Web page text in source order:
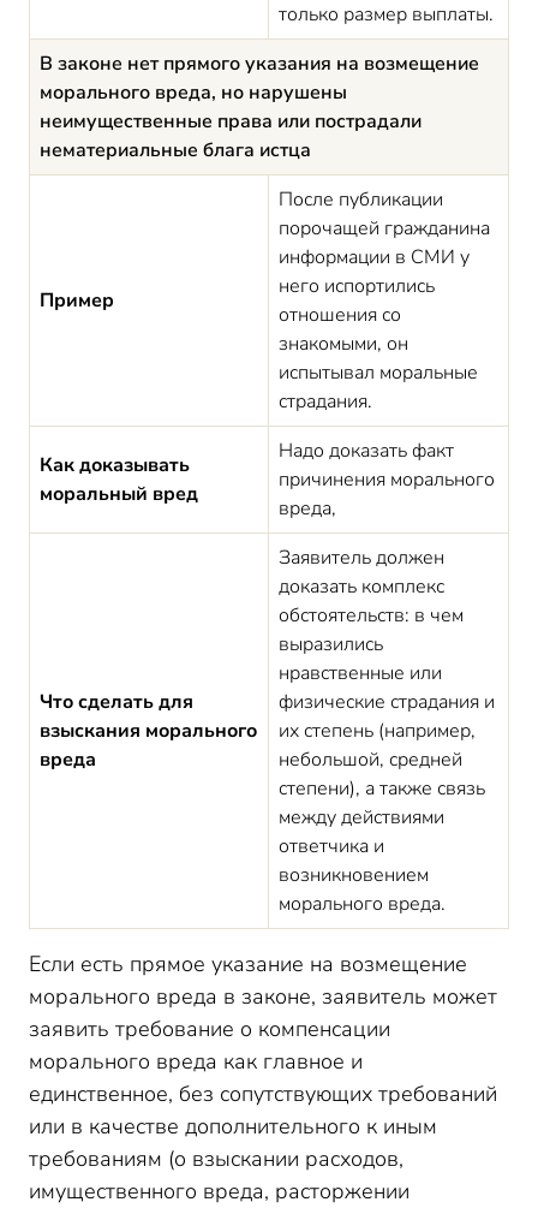
только размер выплаты.
В законе нет прямого указания на возмещение
морального вреда, но нарушены
неимущественные права или пострадали
нематериальные блага истца
Пример
После публикации
порочащей гражданина
информации в СМИ у
него испортились
отношения со
знакомыми, он
испытывал моральные
страдания.
Как доказывать
моральный вред
Надо доказать факт
причинения морального
вреда,
Что сделать для
взыскания морального
вреда
Заявитель должен
доказать комплекс
обстоятельств: в чем
выразились
нравственные или
физические страдания и
их степень (например,
небольшой, средней
степени), а также связь
между действиями
ответчика и
возникновением
морального вреда.
Если есть прямое указание на возмещение
морального вреда в законе, заявитель может
заявить требование о компенсации
морального вреда как главное и
единственное, без сопутствующих требований
или в качестве дополнительного к иным
требованиям (о взыскании расходов,
имущественного вреда, расторжении